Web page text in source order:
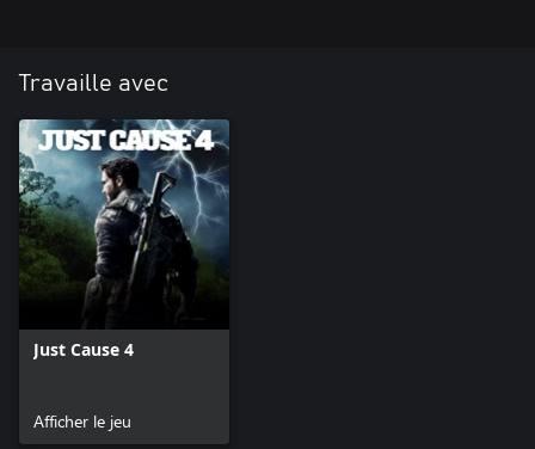
Travaille avec
Just Cause 4
Afficher le jeu